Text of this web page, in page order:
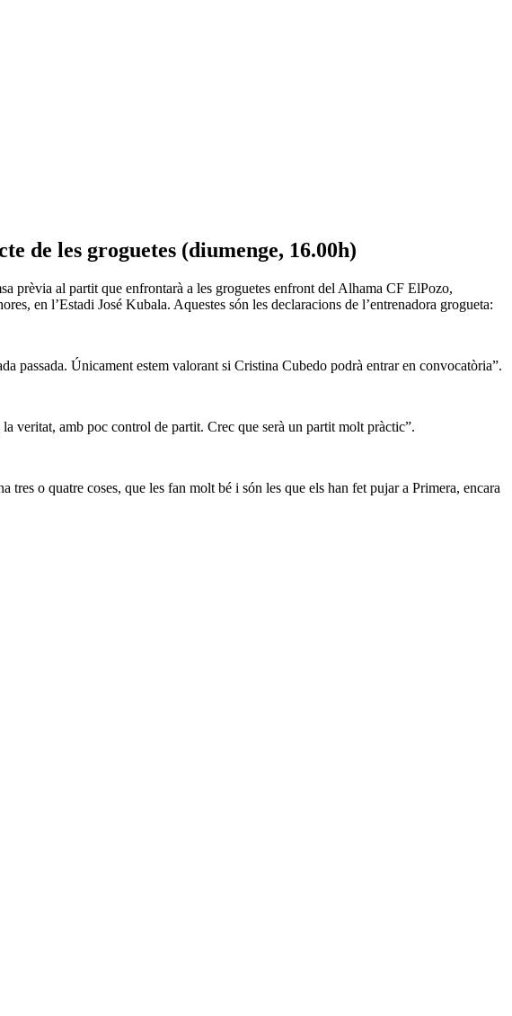
de les groguetes (diumenge, 16.00h)
prèvia al partit que enfrontarà a les groguetes enfront del Alhama CF ElPozo,
en l’Estadi José Kubala. Aquestes són les declaracions de l’entrenadora grogueta:
passada. Únicament estem valorant si Cristina Cubedo podrà entrar en convocatòria”.
veritat, amb poc control de partit. Crec que serà un partit molt pràctic”.
o quatre coses, que les fan molt bé i són les que els han fet pujar a Primera, encara